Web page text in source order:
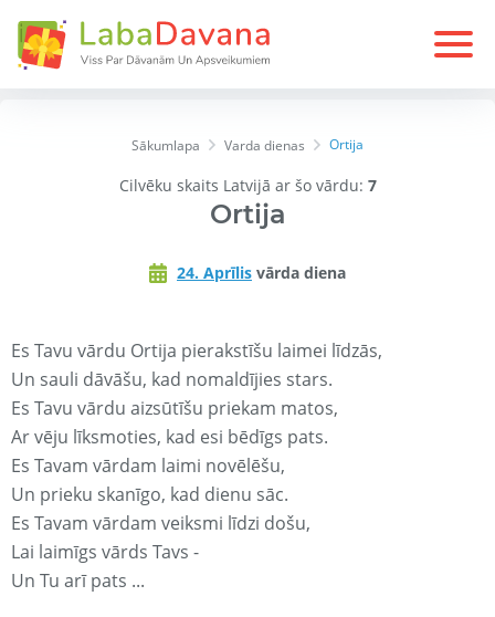
Sākumlapa Varda dienas Ortija
Cilvēku skaits Latvijā ar šo vārdu: 7
Ortija
24. Aprīlis vārda diena
Es Tavu vārdu Ortija pierakstīšu laimei līdzās,
Un sauli dāvāšu, kad nomaldījies stars.
Es Tavu vārdu aizsūtīšu priekam matos,
Ar vēju līksmoties, kad esi bēdīgs pats.
Es Tavam vārdam laimi novēlēšu,
Un prieku skanīgo, kad dienu sāc.
Es Tavam vārdam veiksmi līdzi došu,
Lai laimīgs vārds Tavs -
Un Tu arī pats ...